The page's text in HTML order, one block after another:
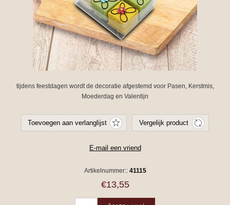
tijdens feestdagen wordt de decoratie afgestemd voor Pasen, Kerstmis,
Moederdag en Valentijn
Artikelnummer:: 41115
€13,55